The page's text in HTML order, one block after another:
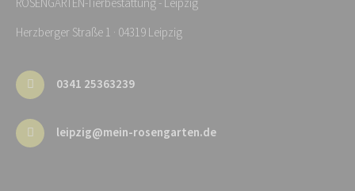
ROSENGARTEN-Tierbestattung - Leipzig
Herzberger Straße 1 · 04319 Leipzig
0341 25363239
leipzig@mein-rosengarten.de